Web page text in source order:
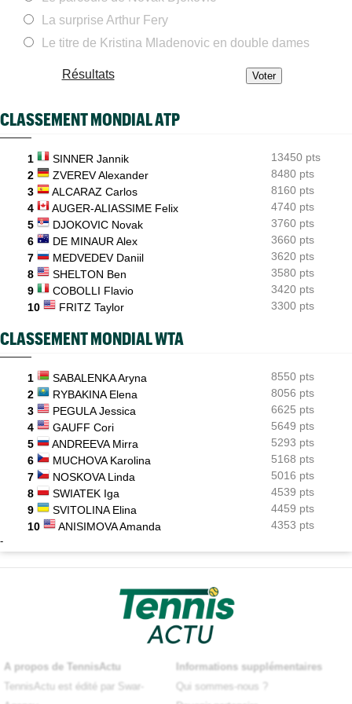
ATP - Montréal
Arthur Fils éteint Norrie et aura une revanche à prendre en
quarts
Paula Badosa a donné des nouvelles après un passage à
l’hôpital...
Tous les résultats du samedi 8 août 2026 et de la nuit
Joao Fonseca a taquiné Djokovic : "Il dit ça parce qu'il vieillit"
07:10
ATP - Montréal
Alexander Zverev s'est raté : "Le pire match de ma saison"
La surprise Arthur Fery
Le titre de Kristina Mladenovic en double dames
Résultats
CLASSEMENT MONDIAL ATP
1 SINNER Jannik
13450 pts
2
ZVEREV Alexander
8480 pts
3
ALCARAZ Carlos
8160 pts
4
AUGER-ALIASSIME Felix
4740 pts
5
DJOKOVIC Novak
3760 pts
6
DE MINAUR Alex
3660 pts
7
MEDVEDEV Daniil
3620 pts
8
SHELTON Ben
3580 pts
9
COBOLLI Flavio
3420 pts
10
FRITZ Taylor 3300 pts
CLASSEMENT MONDIAL WTA
1 SABALENKA Aryna
8550 pts
2
RYBAKINA Elena
8056 pts
3
PEGULA Jessica
6625 pts
4
GAUFF Cori
5649 pts
5
ANDREEVA Mirra
5293 pts
6
MUCHOVA Karolina
5168 pts
7
NOSKOVA Linda
5016 pts
8
SWIATEK Iga
4539 pts
9
SVITOLINA Elina
4459 pts
10
ANISIMOVA Amanda 4353 pts
-
A propos de TennisActu
TennisActu est édité par Swar-
Informations supplémentaires
Qui sommes-nous ?